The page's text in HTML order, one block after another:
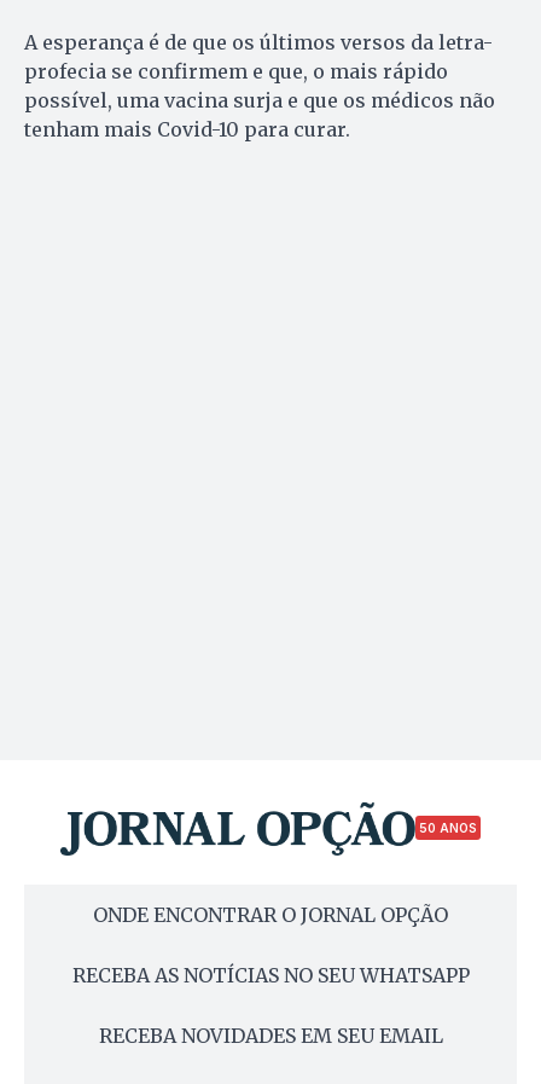
A esperança é de que os últimos versos da letra-
profecia se confirmem e que, o mais rápido
possível, uma vacina surja e que os médicos não
tenham mais Covid-10 para curar.
50 ANOS
ONDE ENCONTRAR O JORNAL OPÇÃO
RECEBA AS NOTÍCIAS NO SEU WHATSAPP
RECEBA NOVIDADES EM SEU EMAIL